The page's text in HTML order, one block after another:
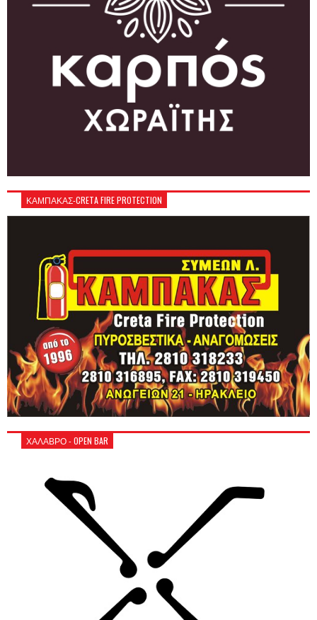
ΚΑΜΠΑΚΑΣ-CRETA FIRE PROTECTION
ΧΑΛΑΒΡΟ - OPEN BAR